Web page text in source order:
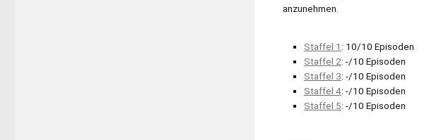
anzunehmen.
Staffel 1 : 10/10 Episoden
Staffel 2: -/10 Episoden
Staffel 3: -/10 Episoden
Staffel 4: -/10 Episoden
Staffel 5: -/10 Episoden